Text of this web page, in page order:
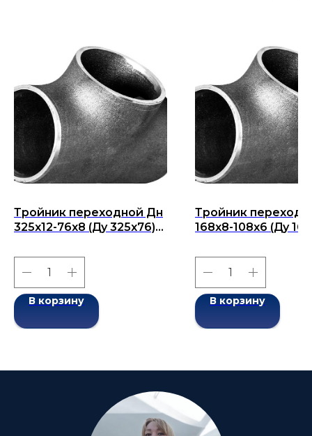
Тройник переходной Дн
325х12-76х8 (Ду 325х76)
2001
В корзину
Тройник
168х8-108х6 (Ду
2001
В корзину